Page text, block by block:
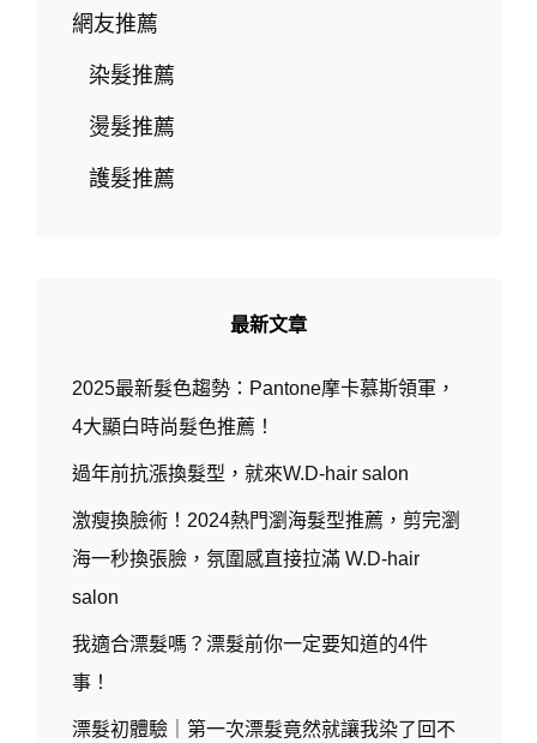
HAIR
SALON
網友推薦
染髮推薦
燙髮推薦
護髮推薦
最新文章
2025最新髮色趨勢：Pantone摩卡慕斯領軍，
4大顯白時尚髮色推薦！
過年前抗漲換髮型，就來W.D-hair salon
激瘦換臉術！2024熱門瀏海髮型推薦，剪完瀏
海一秒換張臉，氛圍感直接拉滿 W.D-hair
salon
我適合漂髮嗎？漂髮前你一定要知道的4件
事！
漂髮初體驗｜第一次漂髮竟然就讓我染了回不